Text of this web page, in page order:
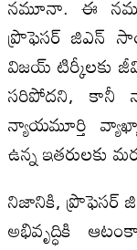
ప్రొఫెసర్ జిఎన్
విజయ్ టిర్కీలకు
సరిపోదని, కానీ
న్యాయమూర్తి
ఉన్న ఇతరులకు
నిజానికి,
అభివృద్ధికి